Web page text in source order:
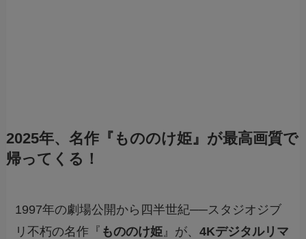
2025年、名作『もののけ姫』が最高画質で
帰ってくる！
1997年の劇場公開から四半世紀──スタジオジブ
リ不朽の名作『 もののけ姫 』が、4Kデジタルリマ